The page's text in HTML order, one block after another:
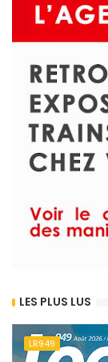
LES PLUS LUS
LR949